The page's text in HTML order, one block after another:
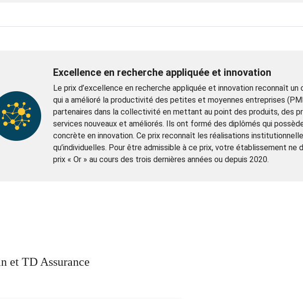
Excellence en recherche appliquée et innovation
Le prix d’excellence en recherche appliquée et innovation reconnaît
qui a amélioré la productivité des petites et moyennes entreprises
partenaires dans la collectivité en mettant au point des produits, des
services nouveaux et améliorés. Ils ont formé des diplômés qui
concrète en innovation. Ce prix reconnaît les réalisations
qu’individuelles. Pour être admissible à ce prix, votre établissement ne
prix « Or » au cours des trois dernières années ou depuis 2020.
et TD Assurance